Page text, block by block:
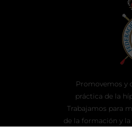
Promovemos y
práctica de la
Trabajamos para
de la formación y